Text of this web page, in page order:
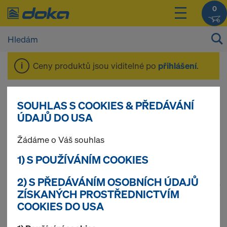
0
Ceny produktů jsou viditelné po přihlášení.
Nosná konstrukce
Staxo 100
Nalezeno 52 produktů
Nejčastěji hledané
SOUHLAS S COOKIES & PŘEDÁVÁNÍ
ÚDAJŮ DO USA
Žádáme o Váš souhlas
1) S POUŽÍVÁNÍM COOKIES
2) S PŘEDÁVÁNÍM OSOBNÍCH ÚDAJŮ
ZÍSKANÝCH PROSTŘEDNICTVÍM
COOKIES DO USA